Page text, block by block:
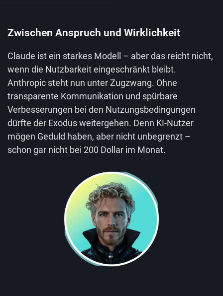
Zwischen Anspruch und Wirklichkeit
Claude ist ein starkes Modell – aber das reicht nicht,
wenn die Nutzbarkeit eingeschränkt bleibt.
Anthropic steht nun unter Zugzwang. Ohne
transparente Kommunikation und spürbare
Verbesserungen bei den Nutzungsbedingungen
dürfte der Exodus weitergehen. Denn KI-Nutzer
mögen Geduld haben, aber nicht unbegrenzt –
schon gar nicht bei 200 Dollar im Monat.